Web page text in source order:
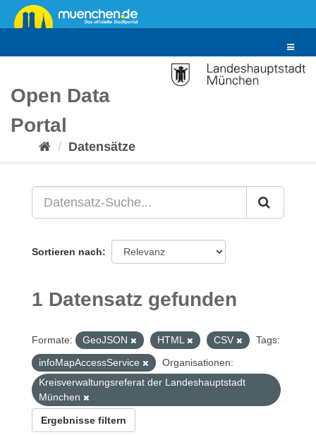
Überspringen
zum
Toggle
Open Data
Portal
Datensätze
Sortieren nach
1 Datensatz gefunden
Formate: GeoJSON HTML CSV
Tags:
infoMapAccessService
Organisationen:
Kreisverwaltungsreferat der Landeshauptstadt
München
Ergebnisse filtern